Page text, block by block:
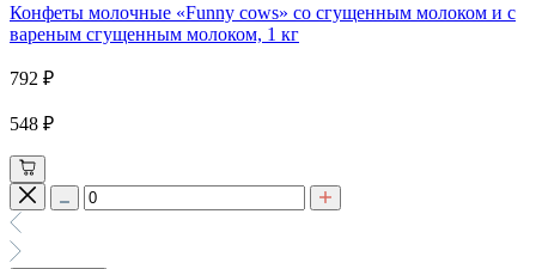
Конфеты молочные «Funny cows» со сгущенным молоком и с
вареным сгущенным молоком, 1 кг
792 ₽
548 ₽